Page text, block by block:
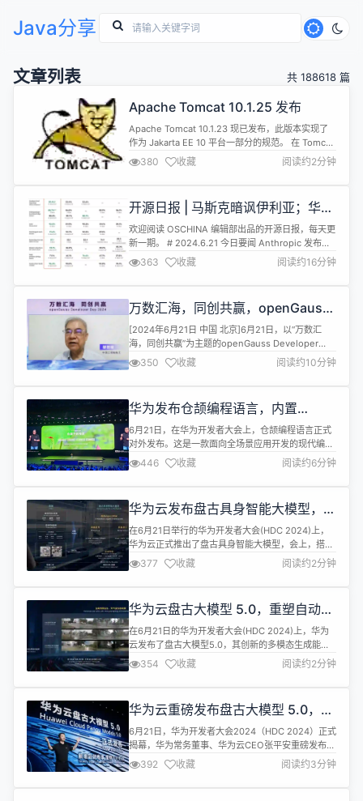
Java分享
文章列表 共 188618 篇
Apache Tomcat 10.1.25 发布
Apache Tomcat 10.1.23 现已发布，此版本实现了
作为 Jakarta EE 10 平台一部分的规范。 在 Tomcat
9 和更早版本上运行的应用程序，如果不做修改，将
无法在 Tomcat 10 上运行。为 Tomcat 9 和更早版
本设计的基于 Java EE 的应用程序可以放在
$CATALINA_BASE/webapps-javaee目...
380 收藏 阅读约2分钟
开源日报 | 马斯克暗讽伊利亚；华为
发布仓颉编程语言；美国禁售杀软
“卡巴斯基”；纯血鸿蒙从内到外实现
全栈自研
欢迎阅读 OSCHINA 编辑部出品的开源日报，每天更
新一期。 # 2024.6.21 今日要闻 Anthropic 发布
Claude 3.5 OpenAI的主要竞争对手Anthropic发布
了迄今为止最强大的人工智能大模型——Claude 3.5
Sonnet。 根据官方介绍，Claude 3.5 Sonnet是
363 收藏 阅读约16分钟
万数汇海，同创共赢，openGauss
Developer Day 2024 圆满举办
[2024年6月21日 中国 北京]6月21日，以“万数汇
海，同创共赢”为主题的openGauss Developer
Day 2024在北京举办。本届大会由openGauss社区
主办，联合北京海量数据技术股份有限公司、云和恩
墨（北京）信息技术有限公司共同举办。
都取得了显著成绩。截止目前，已有超过660家...
350 收藏 阅读约10分钟
华为发布仓颉编程语言，内置
Agent DSL 及 AI 应用开发框架
6月21日，在华为开发者大会上，仓颉编程语言正式
对外发布。这是一款面向全场景应用开发的现代编程
语言，内置定制的 Agent DSL 以及 AI 应用开发框
架，可支持面向领域的声明式开发，提供模型部署、
智能决策、Agent 协同的框架能力，具备原生智能
编程、安全可靠、轻松并发、卓越性能、敏捷扩展。
高效编程 仓颉支...
446 收藏 阅读约6分钟
华为云发布盘古具身智能大模型，推
动人形机器人技术再升级
在6月21日举行的华为开发者大会(HDC 2024)上，
华为云正式推出了盘古具身智能大模型，会上，搭载
盘古能力的人形机器人也同步亮相。盘古大模型能够
让机器人完成10步以上的复杂任务规划，并且在任务
执行中实现多场景泛化和多任务处理。同时盘古大模
学习各种复杂场景。 大模型的多模态能力以及思维能
力的快速提升，使机器人能...
377 收藏 阅读约2分钟
华为云盘古大模型 5.0，重塑自动驾
驶开发
在6月21日的华为开发者大会(HDC 2024)上，华为
云发布了盘古大模型5.0，其创新的多模态生成能
力，可以为自动驾驶领域提供更高质量的数据支持。
华为常务董事、华为云CEO张平安表示，盘古5.0通
过创新的可控时空生成，大规模的生成和实际场景相
华为云盘古大模型5.0可控时空生成技术（STCG），
赋予了模型理解...
354 收藏 阅读约2分钟
华为云重磅发布盘古大模型 5.0，实
现三大升级
6月21日，华为开发者大会2024（HDC 2024）正式
揭幕，华为常务董事、华为云CEO张平安重磅发布盘
古大模型5.0，在全系列、多模态、强思维三个方面
全新升级。盘古5.0推出适配不同业务场景多种规格
模型，并与物理世界结合，加速大模型行业落地。 华
392 收藏 阅读约3分钟